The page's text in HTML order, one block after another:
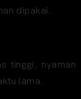
dipakai.
tinggi, nyaman
lama.